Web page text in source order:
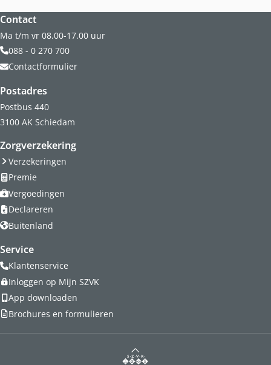
Website footer
Contact
Ma t/m vr 08.00-17.00 uur
088 - 0 270 700
Contactformulier
Postadres
Postbus 440
3100 AK Schiedam
Zorgverzekering
Verzekeringen
Premie
Vergoedingen
Declareren
Buitenland
Service
Klantenservice
Inloggen op Mijn SZVK
App downloaden
Brochures en formulieren